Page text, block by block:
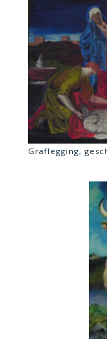
Graflegging,